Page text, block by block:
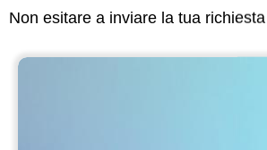
Non esitare a inviare la tua